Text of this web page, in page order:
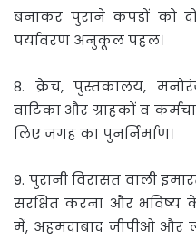
बनाकर पुराने कपड़ों को
पर्यावरण अनुकूल पहल।
8. क्रेच, पुस्तकालय,
वाटिका और ग्राहकों व
लिए जगह का पुनर्निर्माण।
9. पुरानी विरासत वाली
संरक्षित करना और भविष्य
में, अहमदाबाद जीपीओ और